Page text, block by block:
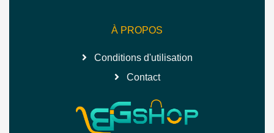
À PROPOS
Conditions d'utilisation
Contact